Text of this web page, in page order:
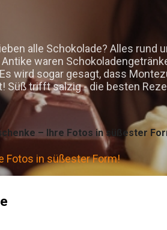
alle Schokolade? Alles rund
waren
wird sogar gesagt, dass
Süß trifft salzig - die besten
– Ihre Fotos in süßester
Fotos in süßester Form!